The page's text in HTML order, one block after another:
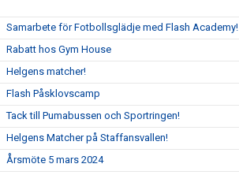
Samarbete för Fotbollsglädje med Flash Academy!
Rabatt hos Gym House
Helgens matcher!
Flash Påsklovscamp
Tack till Pumabussen och Sportringen!
Helgens Matcher på Staffansvallen!
Årsmöte 5 mars 2024